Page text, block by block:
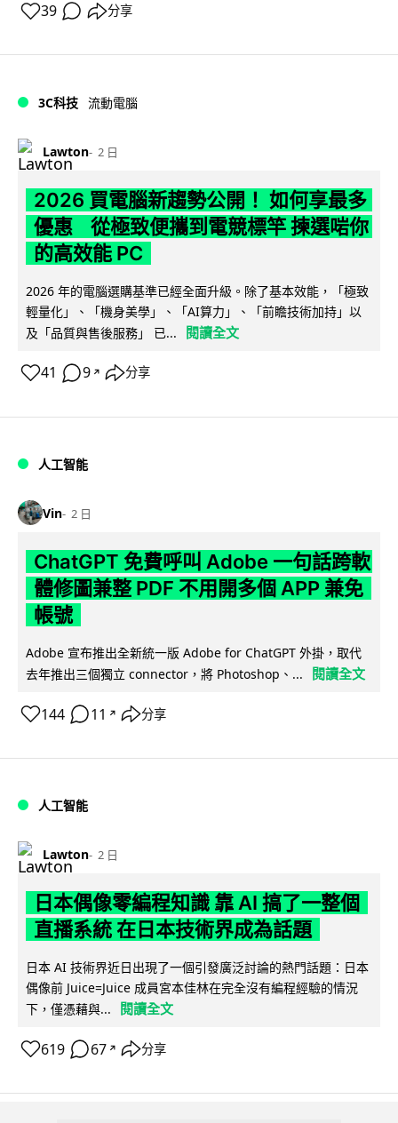
39 分享
3C科技 流動電腦
Lawton 2 日
2026 買電腦新趨勢公開！ 如何享最多
優惠 從極致便攜到電競標竿 揀選啱你
的高效能 PC
2026 年的電腦選購基準已經全面升級。除了基本效能，「極致
輕量化」、「機身美學」、「AI算力」、「前瞻技術加持」以
及「品質與售後服務」 已...
閱讀全文
41 9 ↗ 分享
人工智能
Vin 2 日
ChatGPT 免費呼叫 Adobe 一句話跨軟
體修圖兼整 PDF 不用開多個 APP 兼免
帳號
Adobe 宣布推出全新統一版 Adobe for ChatGPT 外掛，取代
去年推出三個獨立 connector，將 Photoshop、...
閱讀全文
144 11 ↗ 分享
人工智能
Lawton 2 日
日本偶像零編程知識 靠 AI 搞了一整個
直播系統 在日本技術界成為話題
日本 AI 技術界近日出現了一個引發廣泛討論的熱門話題：日本
偶像前 Juice=Juice 成員宮本佳林在完全沒有編程經驗的情況
下，僅憑藉與...
閱讀全文
619 67 ↗ 分享